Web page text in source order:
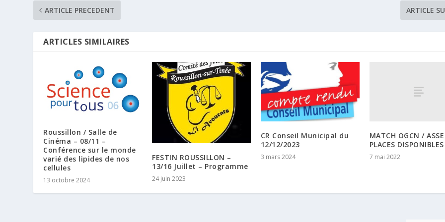
ARTICLE PRECEDENT
ARTICLE
ARTICLES SIMILAIRES
Roussillon / Salle de
Cinéma – 08/11 –
Conférence sur le monde
varié des lipides de nos
cellules
13 octobre 2024
FESTIN ROUSSILLON –
13/16 Juillet – Programme
24 juin 2023
CR Conseil Municipal du
12/12/2023
3 mars 2024
MATCH OGCN /
PLACES DISPONIBLES
7 mai 2022